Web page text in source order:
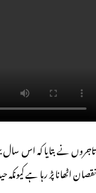
تاجروں نے بتایا کہ اس
نقصان اٹھانا پڑ رہا ہے